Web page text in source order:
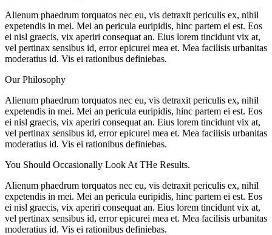
Alienum phaedrum torquatos nec eu, vis detraxit periculis ex, nihil
expetendis in mei. Mei an pericula euripidis, hinc partem ei est. Eos
ei nisl graecis, vix aperiri consequat an. Eius lorem tincidunt vix at,
vel pertinax sensibus id, error epicurei mea et. Mea facilisis urbanitas
moderatius id. Vis ei rationibus definiebas.
Our Philosophy
Alienum phaedrum torquatos nec eu, vis detraxit periculis ex, nihil
expetendis in mei. Mei an pericula euripidis, hinc partem ei est. Eos
ei nisl graecis, vix aperiri consequat an. Eius lorem tincidunt vix at,
vel pertinax sensibus id, error epicurei mea et. Mea facilisis urbanitas
moderatius id. Vis ei rationibus definiebas.
You Should Occasionally Look At THe Results.
Alienum phaedrum torquatos nec eu, vis detraxit periculis ex, nihil
expetendis in mei. Mei an pericula euripidis, hinc partem ei est. Eos
ei nisl graecis, vix aperiri consequat an. Eius lorem tincidunt vix at,
vel pertinax sensibus id, error epicurei mea et. Mea facilisis urbanitas
moderatius id. Vis ei rationibus definiebas.